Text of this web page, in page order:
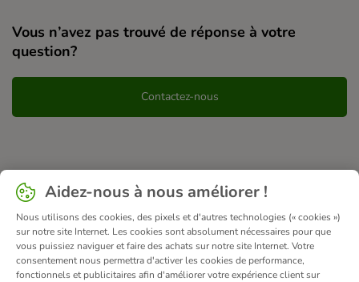
Vous n’avez pas trouvé de réponse à votre
question?
Contactez-nous
Aidez-nous à nous améliorer !
Nous utilisons des cookies, des pixels et d'autres technologies (« cookies »)
sur notre site Internet. Les cookies sont absolument nécessaires pour que
vous puissiez naviguer et faire des achats sur notre site Internet. Votre
consentement nous permettra d'activer les cookies de performance,
fonctionnels et publicitaires afin d'améliorer votre expérience client sur